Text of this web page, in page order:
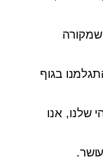
שמקורה
בגוף
שלנו, אנו